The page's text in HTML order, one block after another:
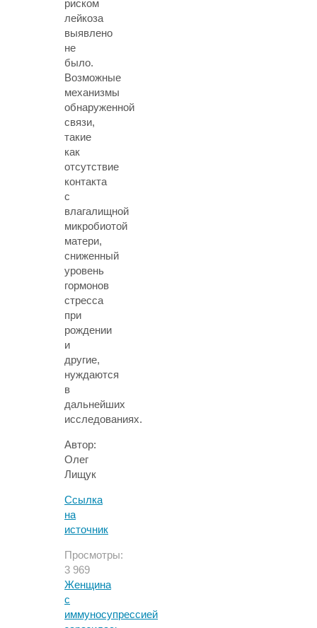
риском
лейкоза
выявлено
не
было.
Возможные
механизмы
обнаруженной
связи,
такие
как
отсутствие
контакта
с
влагалищной
микробиотой
матери,
сниженный
уровень
гормонов
стресса
при
рождении
и
другие,
нуждаются
в
дальнейших
исследованиях.
Автор:
Олег
Лищук
Ссылка
на
источник
Просмотры:
3 969
Женщина
с
иммуносупрессией